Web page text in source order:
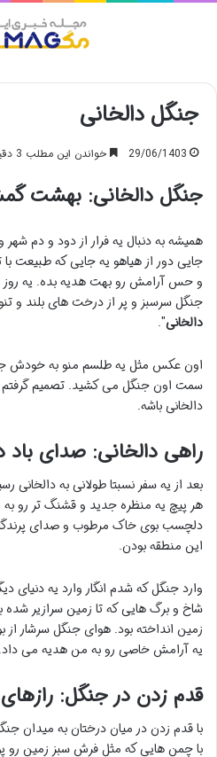
جنگل دالخانی
29/06/1403 خواندن این مطلب 3 دقیقه زمان میبرد
جنگل دالخانی: بهشت
همیشه به دنبال یه فرار از دود و دم
جایی دور از هیاهو یه جایی که طبیعت
و حس آرامش رو بهت هدیه بده. یه
جنگل سرسبز و پر از درخت های بلند و
دالخانی".
اون عکس مثل یه طلسم منو به خودش
سمت اون جنگل می کشید. تصمیم گرفتم
دالخانی باشه.
راهی دالخانی: صدای باد
بعد از یه سفر نسبتا طولانی به دالخانی
هر پیچ یه منظره جدید و قشنگ تر رو
دلچسب بوی خاک مرطوب و صدای
این منطقه بودن.
وارد جنگل که شدم انگار وارد یه دنیای
شاخ و برگ هایی که تا زمین سرازیر
زمین انداخته بود. هوای جنگل سرشار
یه آرامش خاصی رو به من هدیه می داد.
قدم زدن در جنگل: رازهای
با قدم زدن در میان درختان به میدان
با چمن هایی که مثل فرش سبز زمین رو